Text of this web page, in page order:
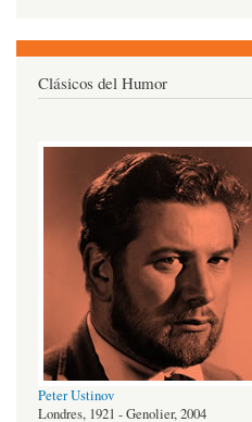
Clásicos del Humor
Peter Ustinov
Londres, 1921 - Genolier, 2004